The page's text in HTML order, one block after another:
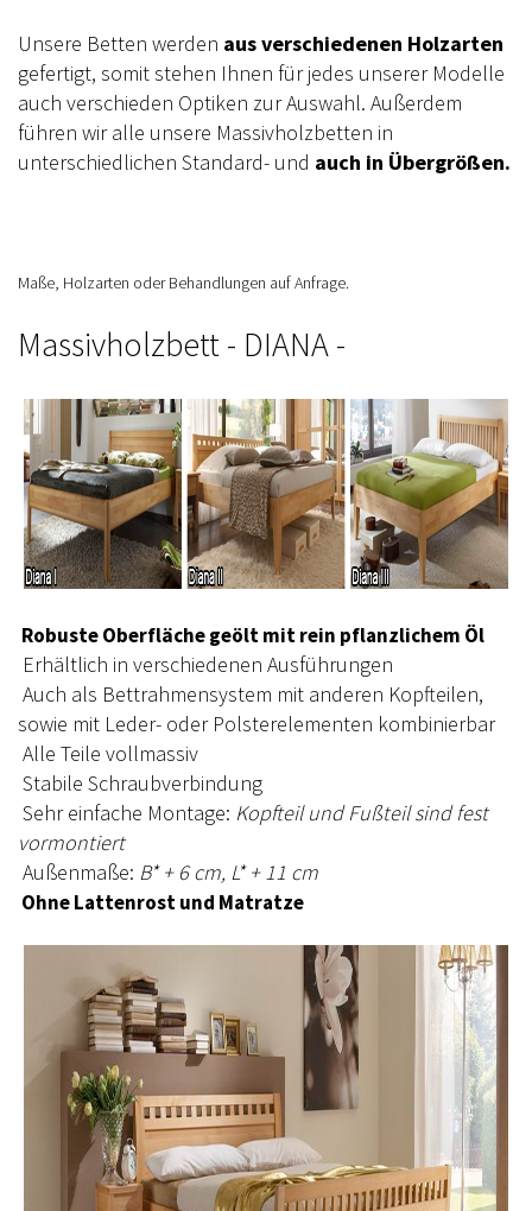
Unsere Betten werden aus verschiedenen Holzarten
gefertigt, somit stehen Ihnen für jedes unserer Modelle
auch verschieden Optiken zur Auswahl. Außerdem
führen wir alle unsere Massivholzbetten in
unterschiedlichen Standard- und auch in Übergrößen.
Maße, Holzarten oder Behandlungen auf Anfrage.
Massivholzbett - DIANA -
Robuste Oberfläche geölt mit rein pflanzlichem Öl
Erhältlich in verschiedenen Ausführungen
Auch als Bettrahmensystem mit anderen Kopfteilen,
sowie mit Leder- oder Polsterelementen kombinierbar
Alle Teile vollmassiv
Stabile Schraubverbindung
Sehr einfache Montage: Kopfteil und Fußteil sind fest
vormontiert
Außenmaße: B* + 6 cm, L* + 11 cm
Ohne Lattenrost und Matratze